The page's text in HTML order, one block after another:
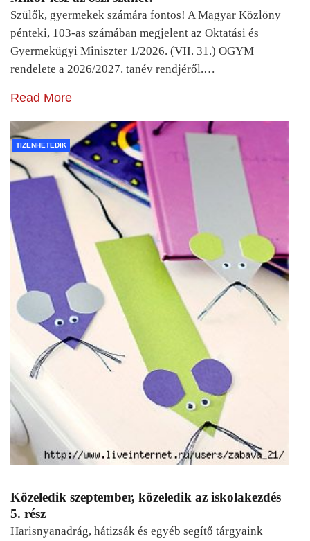
Szülők, gyermekek számára fontos! A Magyar Közlöny
pénteki, 103-as számában megjelent az Oktatási és
Gyermekügyi Miniszter 1/2026. (VII. 31.) OGYM
rendelete a 2026/2027. tanév rendjéről.…
Read More
TIZENHETEDIK
Közeledik szeptember, közeledik az iskolakezdés
5. rész
Harisnyanadrág, hátizsák és egyéb segítő tárgyaink